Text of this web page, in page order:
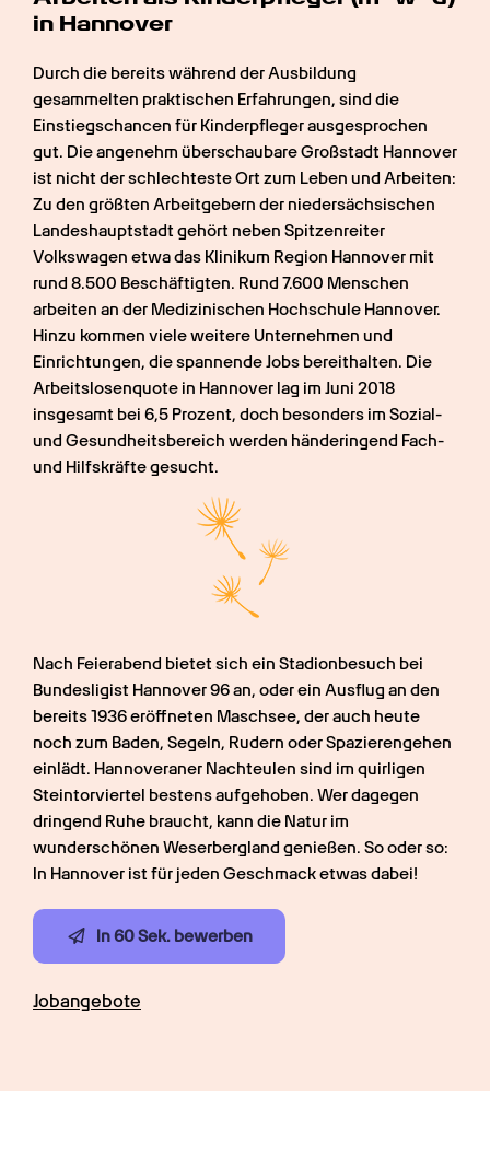
in Hannover
Durch die bereits während der Ausbildung
gesammelten praktischen Erfahrungen, sind die
Einstiegschancen für Kinderpfleger ausgesprochen
gut. Die angenehm überschaubare Großstadt Hannover
ist nicht der schlechteste Ort zum Leben und Arbeiten:
Zu den größten Arbeitgebern der niedersächsischen
Landeshauptstadt gehört neben Spitzenreiter
Volkswagen etwa das Klinikum Region Hannover mit
rund 8.500 Beschäftigten. Rund 7.600 Menschen
arbeiten an der Medizinischen Hochschule Hannover.
Hinzu kommen viele weitere Unternehmen und
Einrichtungen, die spannende Jobs bereithalten. Die
Arbeitslosenquote in Hannover lag im Juni 2018
insgesamt bei 6,5 Prozent, doch besonders im Sozial-
und Gesundheitsbereich werden händeringend Fach-
und Hilfskräfte gesucht.
Nach Feierabend bietet sich ein Stadionbesuch bei
Bundesligist Hannover 96 an, oder ein Ausflug an den
bereits 1936 eröffneten Maschsee, der auch heute
noch zum Baden, Segeln, Rudern oder Spazierengehen
einlädt. Hannoveraner Nachteulen sind im quirligen
Steintorviertel bestens aufgehoben. Wer dagegen
dringend Ruhe braucht, kann die Natur im
wunderschönen Weserbergland genießen. So oder so:
In Hannover ist für jeden Geschmack etwas dabei!
In 60 Sek. bewerben
Jobangebote